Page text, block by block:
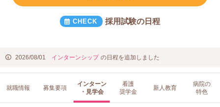
採用試験の日程
2026/08/01 インターンシップ の日程を追加しました
就職情報 募集要項
インターン
・見学会
看護
奨学金
新人教育
病院の
特色